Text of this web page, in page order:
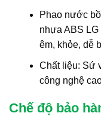
Phao nước
nhựa ABS
êm, khỏe, dễ
Chất liệu: Sứ
công nghệ
Chế độ bảo